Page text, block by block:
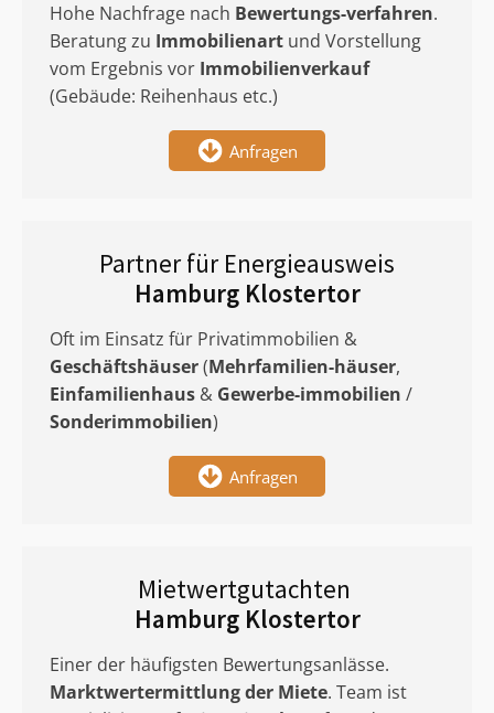
Hohe Nachfrage nach Bewertungs-verfahren.
Beratung zu Immobilienart und Vorstellung
vom Ergebnis vor Immobilienverkauf
(Gebäude: Reihenhaus etc.)
Anfragen
Partner für Energieausweis
Hamburg Klostertor
Oft im Einsatz für Privatimmobilien &
Geschäftshäuser(Mehrfamilien-häuser,
Einfamilienhaus & Gewerbe-immobilien /
Sonderimmobilien)
Anfragen
Mietwertgutachten
Hamburg Klostertor
Einer der häufigsten Bewertungsanlässe.
Marktwertermittlungder Miete. Team ist